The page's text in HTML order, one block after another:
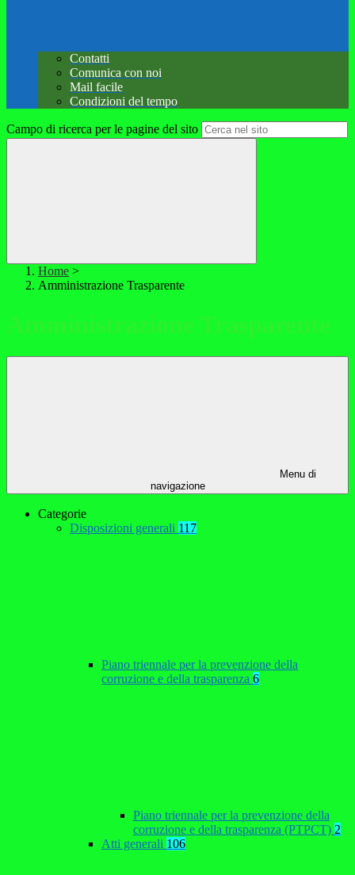
Contatti
Comunica con noi
Mail facile
Condizioni del tempo
Campo di ricerca per le pagine del sito
Home >
Amministrazione Trasparente
Amministrazione Trasparente
Menu di
navigazione
Categorie
Disposizioni generali 117
Piano triennale per la prevenzione della
corruzione e della trasparenza 6
Piano triennale per la prevenzione della
corruzione e della trasparenza (PTPCT) 2
Atti generali 106